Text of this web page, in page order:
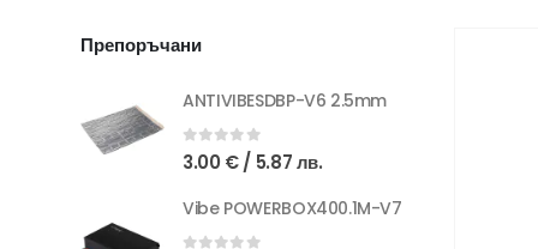
Препоръчани
ANTIVIBESDBP-V6 2.5mm
0out of 5
3.00 €/ 5.87 лв.
Vibe POWERBOX400.1M-V7